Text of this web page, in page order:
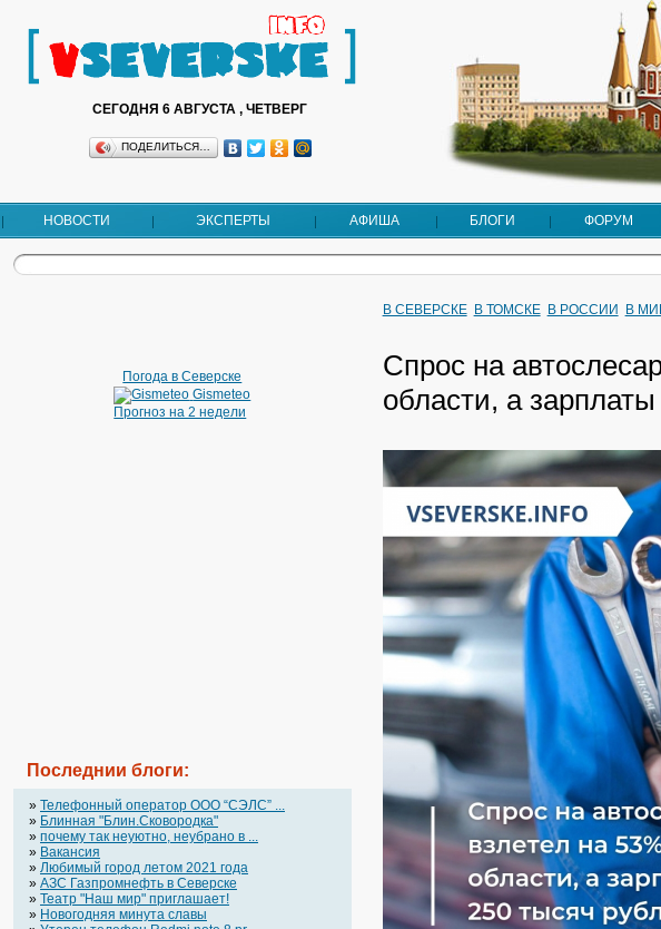
СЕГОДНЯ 6 АВГУСТА , ЧЕТВЕРГ
ПОДЕЛИТЬСЯ…
НОВОСТИ ЭКСПЕРТЫ АФИША БЛОГИ ФОРУМ
Погода в Северске
Gismeteo
Прогноз на 2 недели
Последнии блоги:
» Телефонный оператор OOO “СЭЛС” ...
» Блинная "Блин.Сковородка"
» почему так неуютно, неубрано в ...
» Вакансия
» Любимый город летом 2021 года
» АЗС Газпромнефть в Северске
» Театр "Наш мир" приглашает!
» Новогодняя минута славы
В СЕВЕРСКЕ В ТОМСКЕ В РОССИИ В
Спрос на
области, а